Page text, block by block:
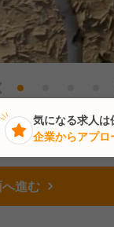
2人がこの求人を
進む
気になる求人は
企業からアプロ